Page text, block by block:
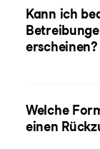
Kann ich
erscheinen?
Welche
einen